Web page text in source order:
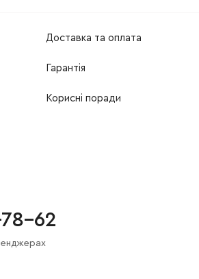
Доставка та оплата
Гарантія
Корисні поради
62